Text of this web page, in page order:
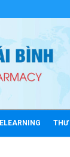
ELEARNING THƯ